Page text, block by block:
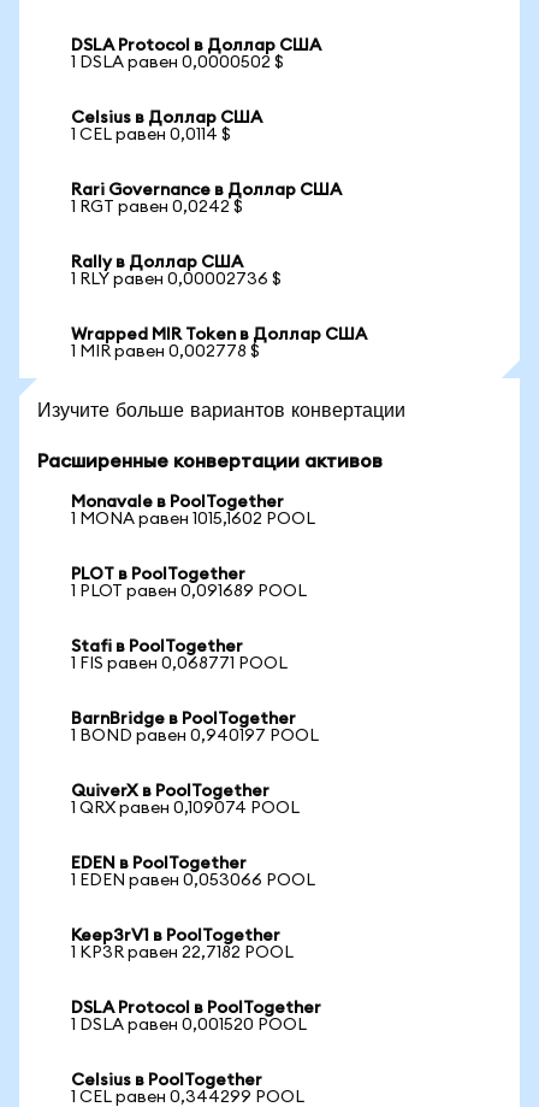
DSLA Protocol в Доллар США
1 DSLA равен 0,0000502 $
Celsius в Доллар США
1 CEL равен 0,0114 $
Rari Governance в Доллар США
1 RGT равен 0,0242 $
Rally в Доллар США
1 RLY равен 0,00002736 $
Wrapped MIR Token в Доллар США
1 MIR равен 0,002778 $
Изучите больше вариантов конвертации
Расширенные конвертации активов
Monavale в PoolTogether
1 MONA равен 1015,1602 POOL
PLOT в PoolTogether
1 PLOT равен 0,091689 POOL
Stafi в PoolTogether
1 FIS равен 0,068771 POOL
BarnBridge в PoolTogether
1 BOND равен 0,940197 POOL
QuiverX в PoolTogether
1 QRX равен 0,109074 POOL
EDEN в PoolTogether
1 EDEN равен 0,053066 POOL
Keep3rV1 в PoolTogether
1 KP3R равен 22,7182 POOL
DSLA Protocol в PoolTogether
1 DSLA равен 0,001520 POOL
Celsius в PoolTogether
1 CEL равен 0,344299 POOL